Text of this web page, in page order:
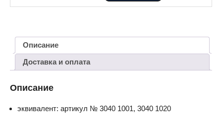
Описание
Доставка и оплата
Описание
эквивалент: артикул № 3040 1001, 3040 1020